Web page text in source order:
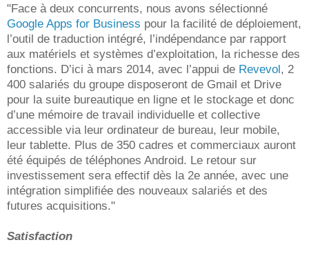
"Face à deux concurrents, nous avons sélectionné
Google Apps for Business pour la facilité de déploiement,
l’outil de traduction intégré, l’indépendance par rapport
aux matériels et systèmes d’exploitation, la richesse des
fonctions. D’ici à mars 2014, avec l’appui de Revevol, 2
400 salariés du groupe disposeront de Gmail et Drive
pour la suite bureautique en ligne et le stockage et donc
d’une mémoire de travail individuelle et collective
accessible via leur ordinateur de bureau, leur mobile,
leur tablette. Plus de 350 cadres et commerciaux auront
été équipés de téléphones Android. Le retour sur
investissement sera effectif dès la 2e année, avec une
intégration simplifiée des nouveaux salariés et des
futures acquisitions."
Satisfaction